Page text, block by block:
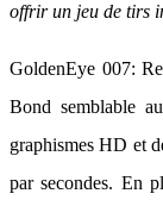
offrir un jeu de tirs
GoldenEye 007:
Bond semblable
graphismes HD et
par secondes. En